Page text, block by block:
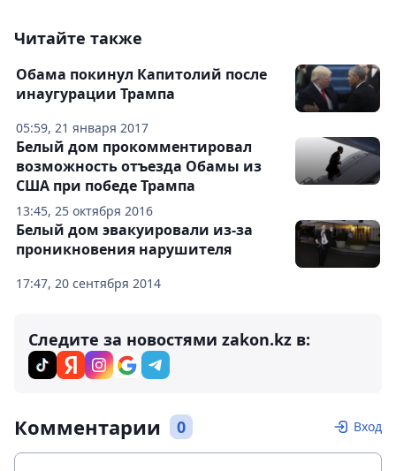
Читайте также
05:59, 21 января 2017
Обама покинул Капитолий после
инаугурации Трампа
13:45, 25 октября 2016
Белый дом прокомментировал
возможность отъезда Обамы из
США при победе Трампа
17:47, 20 сентября 2014
Белый дом эвакуировали из-за
проникновения нарушителя
Следите за новостями zakon.kz в:
Комментарии 0 Вход